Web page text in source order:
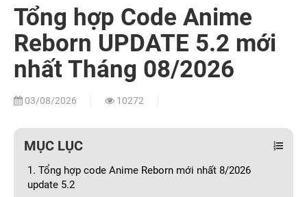
Tổng hợp Code Anime
Reborn UPDATE 5.2 mới
nhất Tháng 08/2026
03/08/2026 10272
MỤC LỤC
1. Tổng hợp code Anime Reborn mới nhất 8/2026
update 5.2